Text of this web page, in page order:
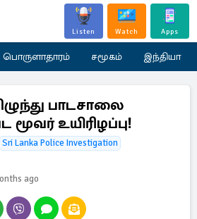
Listen Watch Apps
பொருளாதாரம் சமூகம் இந்தியா
பாடசாலை
உயிரிழப்பு!
Sri Lanka Police Investigation
ago